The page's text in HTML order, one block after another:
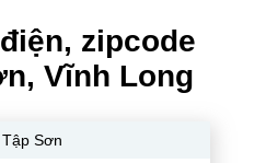
zipcode
Vĩnh Long
Sơn